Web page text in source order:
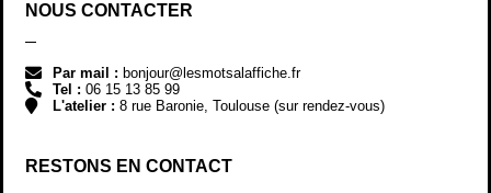
NOUS CONTACTER
Par mail : bonjour@lesmotsalaffiche.fr
Tel : 06 15 13 85 99
L'atelier : 8 rue Baronie, Toulouse (sur rendez-vous)
RESTONS EN CONTACT